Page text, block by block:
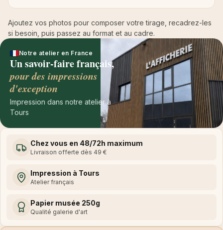
Ajoutez vos photos pour composer votre tirage, recadrez-les
si besoin, puis passez au format et au cadre.
Notre atelier en France
Un savoir-faire français,
pour des impressions
d'exception
Impression dans notre atelier à
Tours
Chez vous en 48/72h maximum
Livraison offerte dès 49 €
Impression à Tours
Atelier français
Papier musée 250g
Qualité galerie d'art